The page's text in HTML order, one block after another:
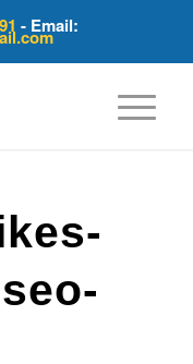
- Email: